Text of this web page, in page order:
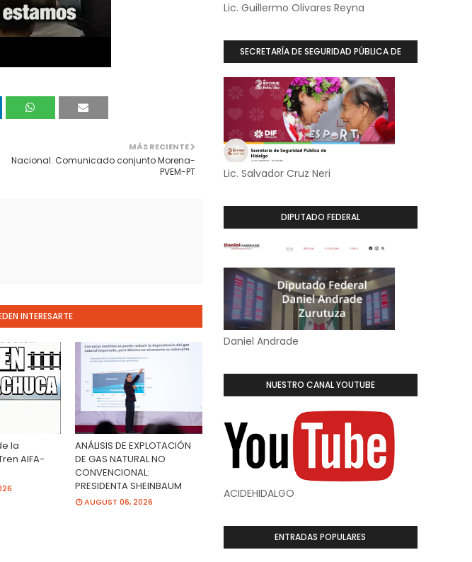
MÁS RECIENTE
Nacional. Comunicado conjunto Morena-
PVEM-PT
INTERESARTE
la
AIFA-
ANÁLISIS DE EXPLOTACIÓN
DE GAS NATURAL NO
CONVENCIONAL:
PRESIDENTA SHEINBAUM
AUGUST 06, 2026
Lic. Guillermo Olivares Reyna
SECRETARÍA DE SEGURIDAD PÚBLICA DE
Lic. Salvador Cruz Neri
DIPUTADO FEDERAL
Daniel Andrade
NUESTRO CANAL YOUTUBE
ACIDEHIDALGO
ENTRADAS POPULARES